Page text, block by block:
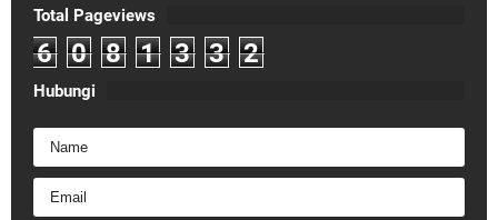
Total Pageviews
6 0 8 1 3 3 2
Hubungi